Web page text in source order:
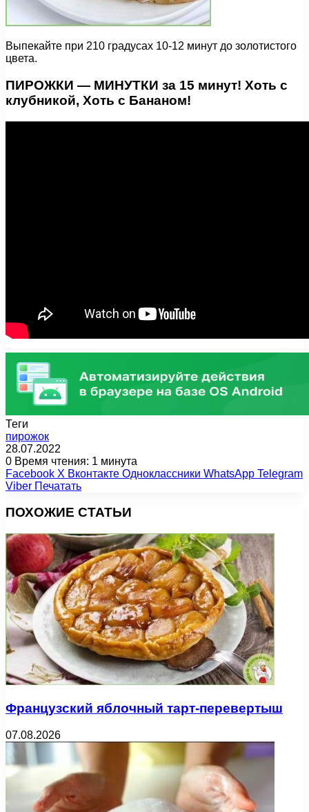
Выпекайте при 210 градусах 10-12 минут до золотистого
цвета.
ПИРОЖКИ — МИНУТКИ за 15 минут! Хоть с
клубникой, Хоть с Бананом!
Теги
пирожок
28.07.2022
0 Время чтения: 1 минута
Facebook X Вконтакте Одноклассники WhatsApp Telegram
Viber Печатать
ПОХОЖИЕ СТАТЬИ
Французский яблочный тарт-перевертыш
07.08.2026